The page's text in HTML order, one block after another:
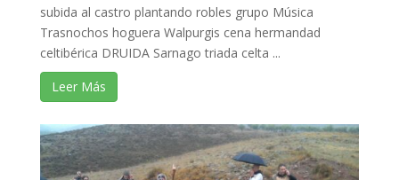
subida al castro plantando robles grupo Música
Trasnochos hoguera Walpurgis cena hermandad
celtibérica DRUIDA Sarnago triada celta ...
Leer Más